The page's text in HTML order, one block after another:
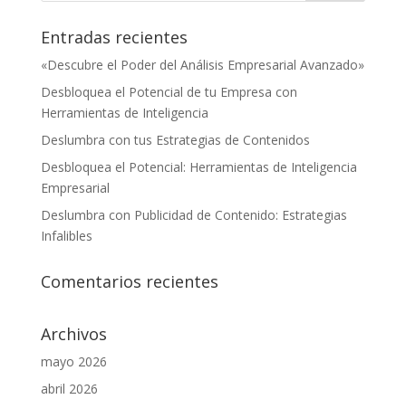
Entradas recientes
«Descubre el Poder del Análisis Empresarial Avanzado»
Desbloquea el Potencial de tu Empresa con
Herramientas de Inteligencia
Deslumbra con tus Estrategias de Contenidos
Desbloquea el Potencial: Herramientas de Inteligencia
Empresarial
Deslumbra con Publicidad de Contenido: Estrategias
Infalibles
Comentarios recientes
Archivos
mayo 2026
abril 2026